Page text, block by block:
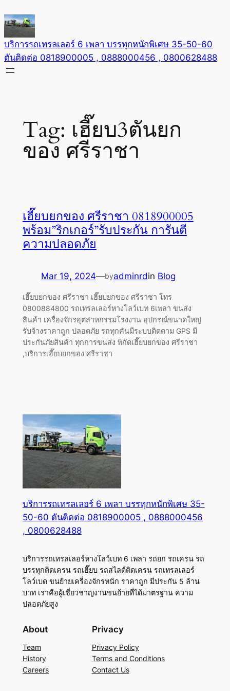
to
content
บริการรถเทรลเลอร์ 6 เพลา บรรทุกหนักพิเศษ 35-50-60
ตันติดต่อ 0818900005 , 0888000456 , 0800628488
Tag: เฮี๊ยบ3ตันยก
ของ ศรีราชา
เฮี๊ยบยกของ ศรีราชา 0818900005
พร้อม”ริกเกอร์”รับประกัน การันตี
ความปลอดภัย
Mar 19, 2024—byadminrdin Blog
เฮี๊ยบยกของ ศรีราชา เฮี๊ยบยกของ ศรีราชา โทร
0800884800 รถเทรลเลอร์หางโลว์เบท 6เพลา ขนส่ง
สินค้า เครื่องจักรอุตสาหกรรมโรงงาน อุปกรณ์ขนาดใหญ่
รับจ้างราคาถูก ปลอดภัย รถทุกคันมีระบบติดตาม GPS มี
ประกันภัยสินค้า ทุกการขนส่ง พิกัดเฮี๊ยบยกของ ศรีราชา
,บริการเฮี๊ยบยกของ ศรีราชา
บริการรถเทรลเลอร์ 6 เพลา บรรทุกหนักพิเศษ 35-
50-60 ตันติดต่อ 0818900005 , 0888000456
, 0800628488
บริการรถเทรลเลอร์หางโลว์เบท 6 เพลา รถยก รถเครน รถ
บรรทุกติดเครน รถเฮี๊ยบ รถสไลด์ติดเครน รถเทรลเลอร์
โลว์เบด ขนย้ายเครื่องจักรหนัก ราคาถูก มีประกัน 5 ล้าน
บาท เราคือผู้เชี่ยวชาญงานขนย้ายที่ได้มาตรฐาน ความ
ปลอดภัยสูง
About
Team
History
Careers
Privacy
Privacy Policy
Terms and Conditions
Contact Us